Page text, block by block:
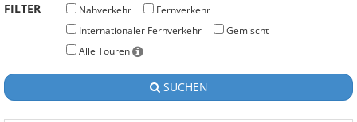
FILTER Nahverkehr
Fernverkehr
Internationaler Fernverkehr
Gemischt
Alle Touren
SUCHEN